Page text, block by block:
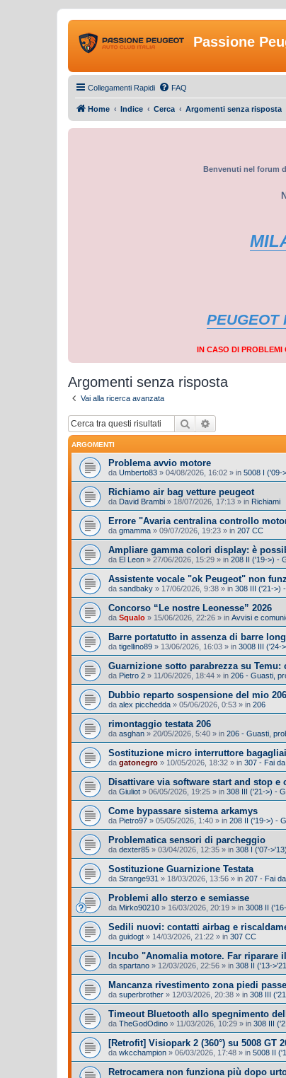
Passione
Collegamenti Rapidi FAQ
Home Indice Cerca Argomenti senza risposta
Benvenuti nel forum
PEUGEOT
IN CASO DI
Argomenti senza risposta
Vai alla ricerca avanzata
Cerca
ARGOMENTI
Problema avvio motore
da Umberto83 » 04/08/2026, 16:02 » in 5008 I ('09-
Richiamo air bag vetture peugeot
da David Brambi » 18/07/2026, 17:13 » in Richiami
Errore "Avaria centralina controllo
da gmamma » 09/07/2026, 19:23 » in 207 CC
Ampliare gamma colori display: è
da El Leon » 27/06/2026, 15:29 » in 208 II ('19->) -
Assistente vocale "ok Peugeot" non
da sandbaky » 17/06/2026, 9:38 » in 308 III ('21->)
Concorso “Le nostre Leonesse” 2026
da Squalo » 15/06/2026, 22:26 » in Avvisi e
Barre portatutto in assenza di barre
da tigellino89 » 13/06/2026, 16:03 » in 3008 III ('24-
Guarnizione sotto parabrezza su Temu:
da Pietro 2 » 11/06/2026, 18:44 » in 206 - Guasti,
Dubbio reparto sospensione del mio 206
da alex picchedda » 05/06/2026, 0:53 » in 206
rimontaggio testata 206
da asghan » 20/05/2026, 5:40 » in 206 - Guasti,
Sostituzione micro interruttore
da gatonegro » 10/05/2026, 18:32 » in 307 - Fai
Disattivare via software start and stop
da Giuliot » 06/05/2026, 19:25 » in 308 III ('21->) -
Come bypassare sistema arkamys
da Pietro97 » 05/05/2026, 1:40 » in 208 II ('19->) -
Problematica sensori di parcheggio
da dexter85 » 03/04/2026, 12:35 » in 308 I ('07-
Sostituzione Guarnizione Testata
da Strange931 » 18/03/2026, 13:56 » in 207 - Fai
Problemi allo sterzo e semiasse
da Mirko90210 » 16/03/2026, 20:19 » in 3008 II
Sedili nuovi: contatti airbag e
da guidogt » 14/03/2026, 21:22 » in 307 CC
Incubo "Anomalia motore. Far riparare
da spartano » 12/03/2026, 22:56 » in 308 II ('13-
Mancanza rivestimento zona piedi
da superbrother » 12/03/2026, 20:38 » in 308 III
Timeout Bluetooth allo spegnimento
da TheGodOdino » 11/03/2026, 10:29 » in 308 III
​[Retrofit] Visiopark 2 (360°) su 5008 GT
da wkcchampion » 06/03/2026, 17:48 » in 5008 II
Retrocamera non funziona più dopo